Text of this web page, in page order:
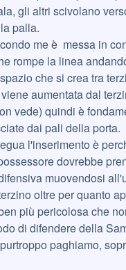
gli altri scivolano
palla.
me è messa in
rompe la linea
che si crea tra
aumentata dal
vede) quindi è
dai pali della porta.
l'inserimento è
dovrebbe
muovendosi
oltre per quanto
più pericolosa che
di difendere della
paghiamo,